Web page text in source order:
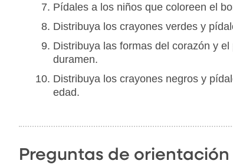
Pídales a los niños que coloreen el
Distribuya los crayones verdes y
Distribuya las formas del corazón y
duramen.
Distribuya los crayones negros y
edad.
Preguntas de